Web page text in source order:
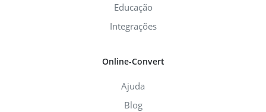
Educação
Integrações
Online-Convert
Ajuda
Blog